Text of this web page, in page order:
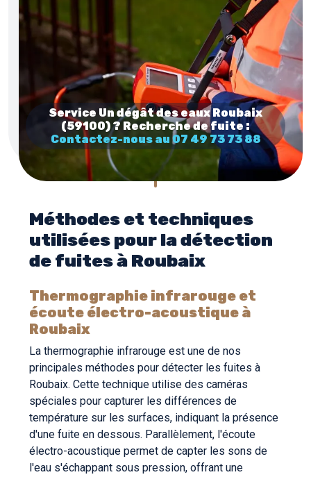
Service Un dégât des eaux Roubaix
(59100) ? Recherche de fuite :
Contactez-nous au 07 49 73 73 88
Méthodes et techniques
utilisées pour la détection
de fuites à Roubaix
Thermographie infrarouge et
écoute électro-acoustique à
Roubaix
La thermographie infrarouge est une de nos
principales méthodes pour détecter les fuites à
Roubaix. Cette technique utilise des caméras
spéciales pour capturer les différences de
température sur les surfaces, indiquant la présence
d'une fuite en dessous. Parallèlement, l'écoute
électro-acoustique permet de capter les sons de
l'eau s'échappant sous pression, offrant une